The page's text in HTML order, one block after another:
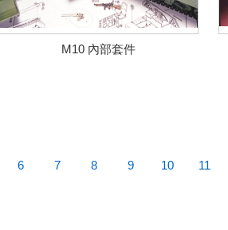
M10 內部套件
6 7 8 9 10 11